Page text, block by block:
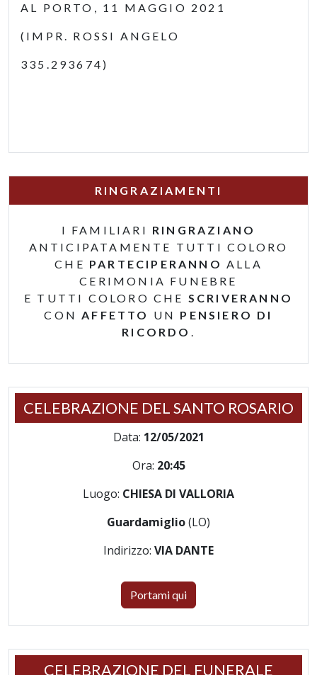
AL PORTO, 11 MAGGIO 2021
(IMPR. ROSSI ANGELO
335.293674)
RINGRAZIAMENTI
I FAMILIARI RINGRAZIANO
ANTICIPATAMENTE TUTTI COLORO
CHE PARTECIPERANNO ALLA
CERIMONIA FUNEBRE
E TUTTI COLORO CHE SCRIVERANNO
CONAFFETTO UN PENSIERO DI
RICORDO .
CELEBRAZIONE DEL SANTO ROSARIO
Data: 12/05/2021
Ora: 20:45
Luogo: CHIESA DI VALLORIA
Guardamiglio(LO)
Indirizzo: VIA DANTE
Portami qui
CELEBRAZIONE DEL FUNERALE